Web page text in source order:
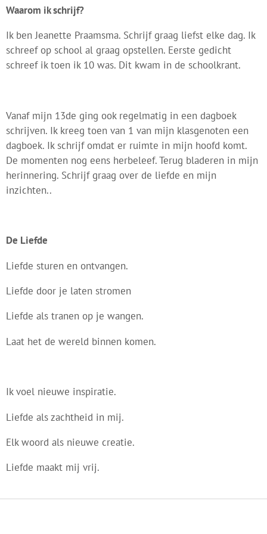
Waarom ik schrijf?
Ik ben Jeanette Praamsma. Schrijf graag liefst elke dag. Ik
schreef op school al graag opstellen. Eerste gedicht
schreef ik toen ik 10 was. Dit kwam in de schoolkrant.
Vanaf mijn 13de ging ook regelmatig in een dagboek
schrijven. Ik kreeg toen van 1 van mijn klasgenoten een
dagboek. Ik schrijf omdat er ruimte in mijn hoofd komt.
De momenten nog eens herbeleef. Terug bladeren in mijn
herinnering. Schrijf graag over de liefde en mijn
inzichten..
De Liefde
Liefde sturen en ontvangen.
Liefde door je laten stromen
Liefde als tranen op je wangen.
Laat het de wereld binnen komen.
Ik voel nieuwe inspiratie.
Liefde als zachtheid in mij.
Elk woord als nieuwe creatie.
Liefde maakt mij vrij.